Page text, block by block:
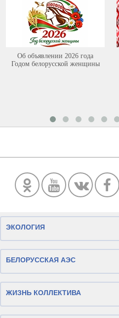
Об объявлении 2026 года
Годом белорусской женщины
ЭКОЛОГИЯ
БЕЛОРУССКАЯ АЭС
ЖИЗНЬ КОЛЛЕКТИВА